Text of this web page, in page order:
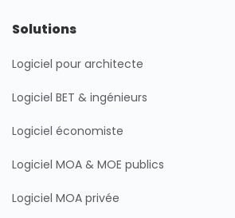
Solutions
Logiciel pour architecte
Logiciel BET & ingénieurs
Logiciel économiste
Logiciel MOA & MOE publics
Logiciel MOA privée